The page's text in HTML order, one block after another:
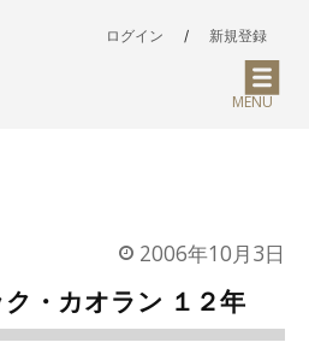
ログイン / 新規登録
MENU
2006年10月3日
・カオラン １２年